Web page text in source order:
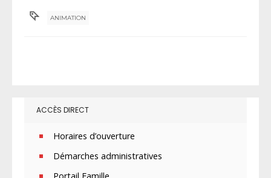
ANIMATION
ACCÈS DIRECT
Horaires d’ouverture
Démarches administratives